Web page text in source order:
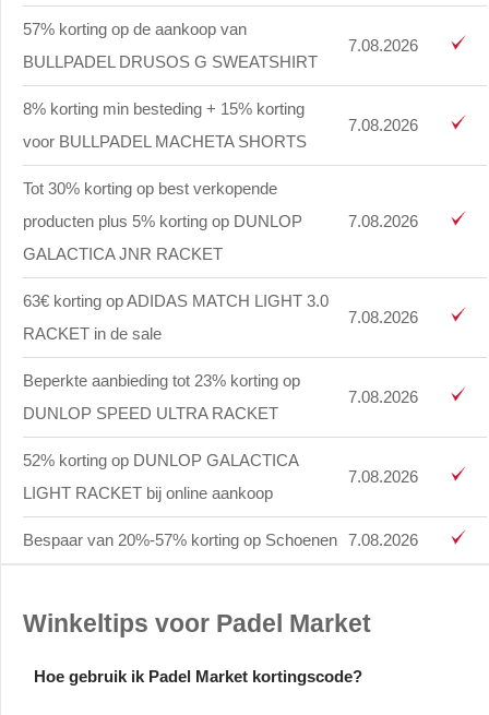
57% korting op de aankoop van
BULLPADEL DRUSOS G SWEATSHIRT
7.08.2026
8% korting min besteding + 15% korting
voor BULLPADEL MACHETA SHORTS
7.08.2026
Tot 30% korting op best verkopende
producten plus 5% korting op DUNLOP
GALACTICA JNR RACKET
7.08.2026
63€ korting op ADIDAS MATCH LIGHT 3.0
RACKET in de sale
7.08.2026
Beperkte aanbieding tot 23% korting op
DUNLOP SPEED ULTRA RACKET
7.08.2026
52% korting op DUNLOP GALACTICA
LIGHT RACKET bij online aankoop
7.08.2026
Bespaar van 20%-57% korting op Schoenen 7.08.2026
Winkeltips voor Padel Market
Hoe gebruik ik Padel Market kortingscode?